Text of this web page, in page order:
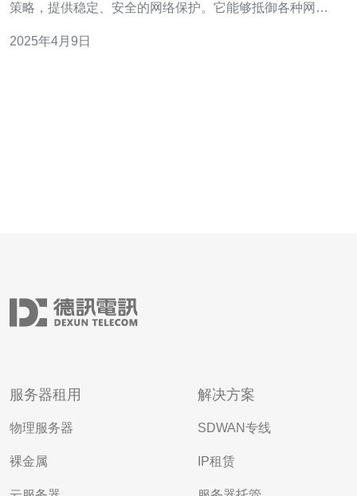
策略，提供稳定、安全的网络保护。它能够抵御各种网络
业务的连续运行和数据的安全。 作为一个发展迅速的互联
2025年4月9日
服务器租用
物理服务器
裸金属
解决方案
SDWAN专线
IP租赁